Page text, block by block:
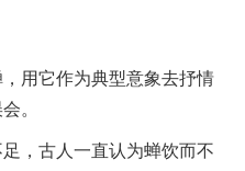
用它作为典型意象去抒情
。
古人一直认为蝉饮而不